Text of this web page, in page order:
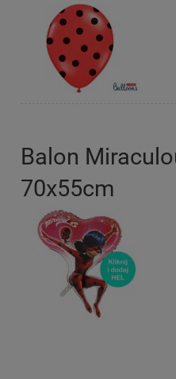
Balon
70x55cm